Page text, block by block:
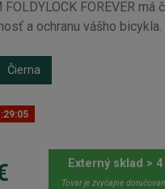
FOLDYLOCK FOREVER
a ochranu vášho bicykla.
Čierna
Externý sklad > 4
Tovar je zvyčajne